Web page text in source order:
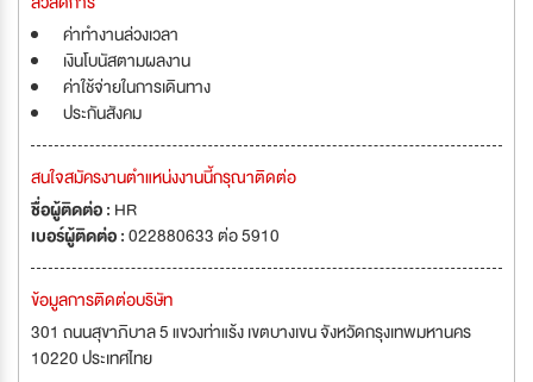
ค่าทำงานล่วงเวลา
เงินโบนัสตามผลงาน
ค่าใช้จ่ายในการเดินทาง
ประกันสังคม
สนใจสมัครงานตำแหน่งงานนี้กรุณาติดต่อ
ชื่อผู้ติดต่อ : HR
เบอร์ผู้ติดต่อ :022880633 ต่อ 5910
ข้อมูลการติดต่อบริษัท
301 ถนนสุขาภิบาล 5 แขวงท่าแร้ง เขตบางเขน จังหวัดกรุงเทพมหานคร
10220 ประเทศไทย